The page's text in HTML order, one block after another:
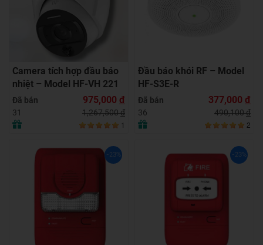
Camera tích hợp đầu báo
nhiệt – Model HF-VH 221
Đã bán
31
975,000 đ
1,267,500đ
1
Đầu báo khói RF – Model
HF-S3E-R
Đã bán
36
377,000 đ
490,100đ
2
-23% -23%